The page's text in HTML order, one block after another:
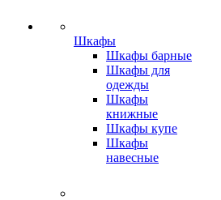
Шкафы
Шкафы барные
Шкафы для
одежды
Шкафы
книжные
Шкафы купе
Шкафы
навесные